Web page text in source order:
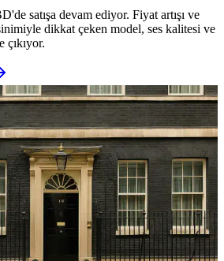
satışa devam ediyor. Fiyat artışı ve
dikkat çeken model, ses kalitesi ve
çıkıyor.